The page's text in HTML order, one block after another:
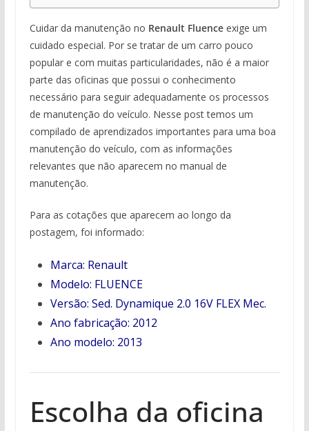
Cuidar da manutenção no Renault Fluenceexige um
cuidado especial. Por se tratar de um carro pouco
popular e com muitas particularidades, não é a maior
parte das oficinas que possui o conhecimento
necessário para seguir adequadamente os processos
de manutenção do veículo. Nesse post temos um
compilado de aprendizados importantes para uma boa
manutenção do veículo, com as informações
relevantes que não aparecem no manual de
manutenção.
Para as cotações que aparecem ao longo da
postagem, foi informado:
Marca: Renault
Modelo: FLUENCE
Versão: Sed. Dynamique 2.0 16V FLEX Mec.
Ano fabricação: 2012
Ano modelo: 2013
Escolha da oficina